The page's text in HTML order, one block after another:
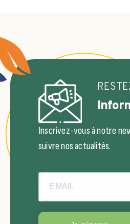
Inscrivez-vous à notre
suivre nos actualités.